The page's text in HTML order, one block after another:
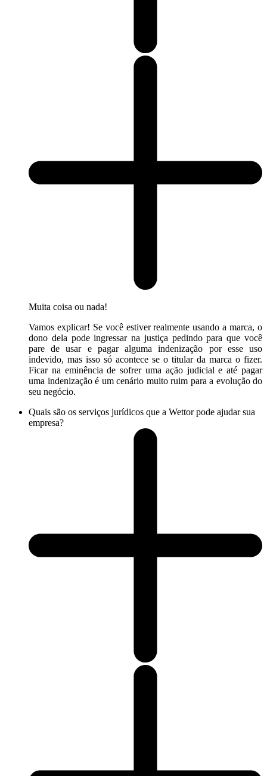
Muita coisa ou nada!
Vamos explicar! Se você estiver realmente usando a marca, o
dono dela pode ingressar na justiça pedindo para que você
pare de usar e pagar alguma indenização por esse uso
indevido, mas isso só acontece se o titular da marca o fizer.
Ficar na eminência de sofrer uma ação judicial e até pagar
uma indenização é um cenário muito ruim para a evolução do
seu negócio.
Quais são os serviços jurídicos que a Wettor pode ajudar sua
empresa?